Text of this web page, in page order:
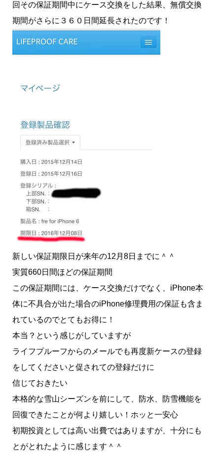
回その保証期間中にケース交換をした結果、無償交換
期間がさらに３６０日間延長されたのです！
新しい保証期限日が来年の12月8日までに＾＾
実質660日間ほどの保証期間
この保証期間には、ケース交換だけでなく、iPhone本
体に不具合が出た場合のiPhone修理費用の保証も含ま
れているのでとてもお得に！
本当？という感じがしていますが
ライフプルーフからのメールでも再度新ケースの登録
をしてくださいと促されての登録だけに
信じておきたい
本格的な雪山シーズンを前にして、防水、防雪機能を
回復できたことが何より嬉しい！ホッと一安心
初期投資としては高い出費ではありますが、十分にも
とがとれたように感じます＾＾